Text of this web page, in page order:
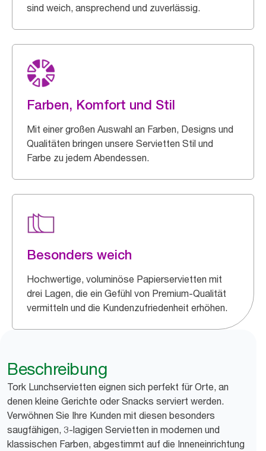
sind weich, ansprechend und zuverlässig.
Farben, Komfort und Stil
Mit einer großen Auswahl an Farben, Designs und
Qualitäten bringen unsere Servietten Stil und
Farbe zu jedem Abendessen.
Besonders weich
Hochwertige, voluminöse Papierservietten mit
drei Lagen, die ein Gefühl von Premium-Qualität
vermitteln und die Kundenzufriedenheit erhöhen.
Beschreibung
Tork Lunchservietten eignen sich perfekt für Orte, an
denen kleine Gerichte oder Snacks serviert werden.
Verwöhnen Sie Ihre Kunden mit diesen besonders
saugfähigen, 3-lagigen Servietten in modernen und
klassischen Farben, abgestimmt auf die Inneneinrichtung